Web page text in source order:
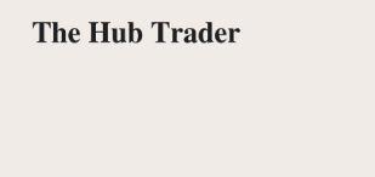
Alianzas